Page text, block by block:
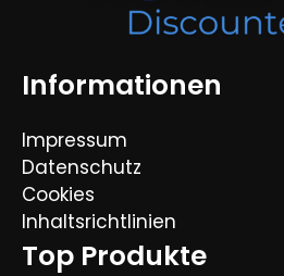
Informationen
Impressum
Datenschutz
Cookies
Inhaltsrichtlinien
Top Produkte